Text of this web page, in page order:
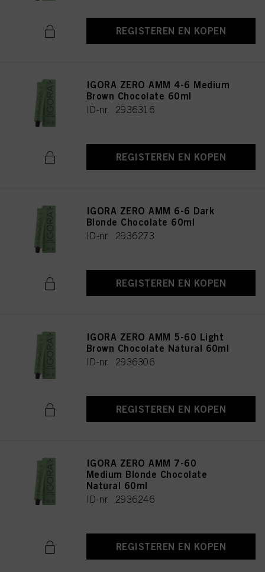
REGISTEREN EN KOPEN
IGORA ZERO AMM 4-6 Medium
Brown Chocolate 60ml
ID-nr. 2936316
REGISTEREN EN KOPEN
IGORA ZERO AMM 6-6 Dark
Blonde Chocolate 60ml
ID-nr. 2936273
REGISTEREN EN KOPEN
IGORA ZERO AMM 5-60 Light
Brown Chocolate Natural 60ml
ID-nr. 2936306
REGISTEREN EN KOPEN
IGORA ZERO AMM 7-60
Medium Blonde Chocolate
Natural 60ml
ID-nr. 2936246
REGISTEREN EN KOPEN